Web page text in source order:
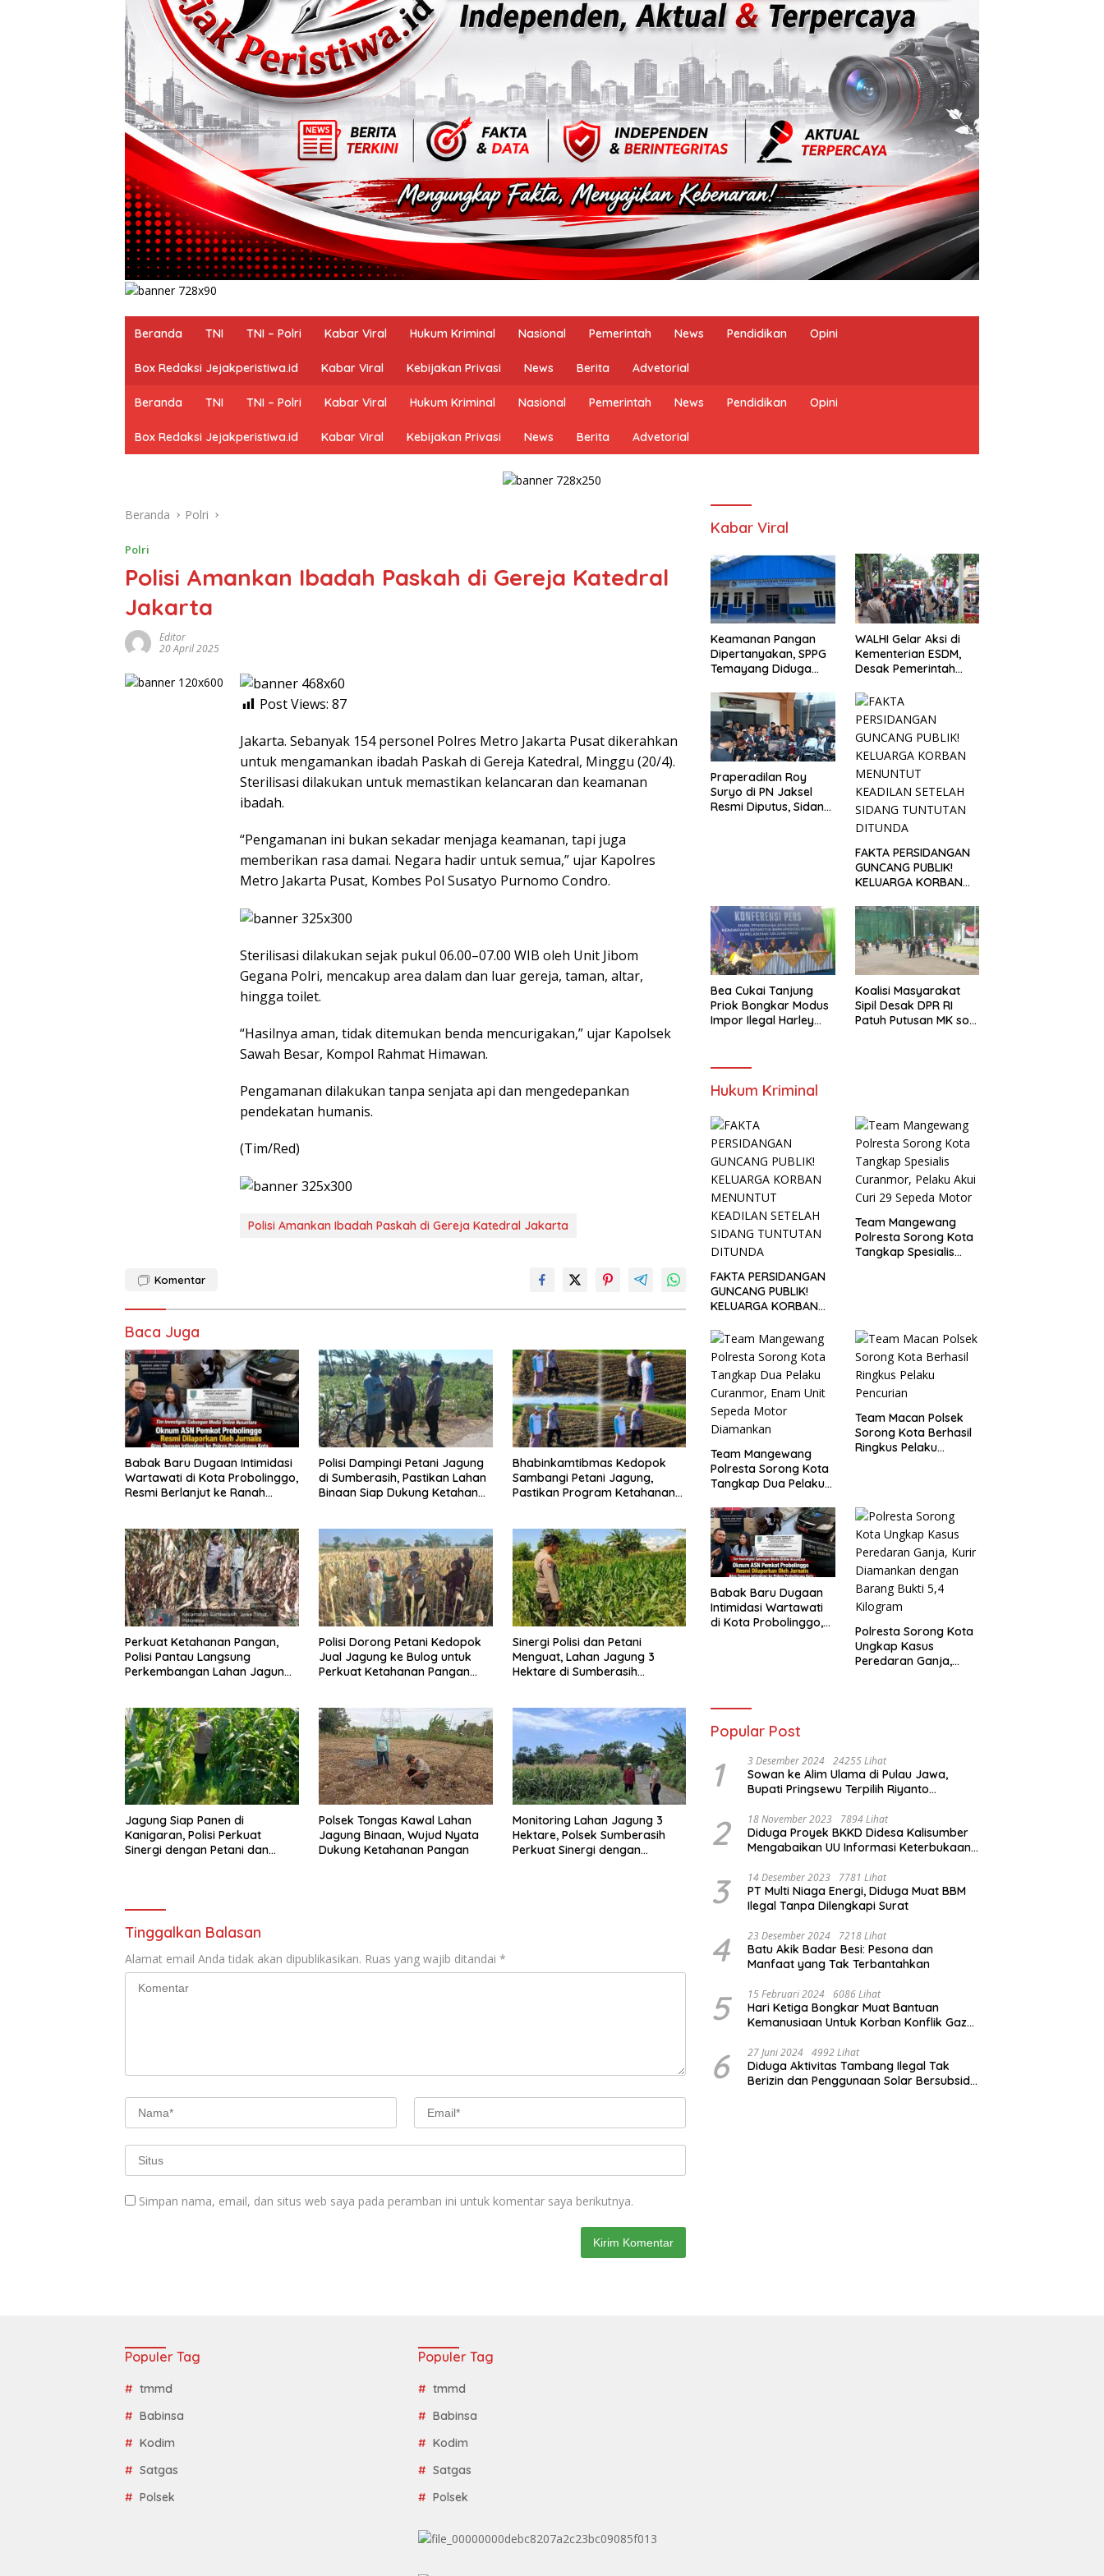
Beranda TNI TNI – Polri Kabar Viral Hukum Kriminal Nasional Pemerintah News Pendidikan Opini
Box Redaksi Jejakperistiwa.id Kabar Viral Kebijakan Privasi News Berita Advetorial
Beranda TNI TNI – Polri Kabar Viral Hukum Kriminal Nasional Pemerintah News Pendidikan Opini
Box Redaksi Jejakperistiwa.id Kabar Viral Kebijakan Privasi News Berita Advetorial
Beranda Polri
Polri
Polisi Amankan Ibadah Paskah di Gereja Katedral
Jakarta
Editor
20 April 2025
Post Views: 87
Jakarta. Sebanyak 154 personel Polres Metro Jakarta Pusat dikerahkan
untuk mengamankan ibadah Paskah di Gereja Katedral, Minggu (20/4).
Sterilisasi dilakukan untuk memastikan kelancaran dan keamanan
ibadah.
“Pengamanan ini bukan sekadar menjaga keamanan, tapi juga
memberikan rasa damai. Negara hadir untuk semua,” ujar Kapolres
Metro Jakarta Pusat, Kombes Pol Susatyo Purnomo Condro.
Sterilisasi dilakukan sejak pukul 06.00–07.00 WIB oleh Unit Jibom
Gegana Polri, mencakup area dalam dan luar gereja, taman, altar,
hingga toilet.
“Hasilnya aman, tidak ditemukan benda mencurigakan,” ujar Kapolsek
Sawah Besar, Kompol Rahmat Himawan.
Pengamanan dilakukan tanpa senjata api dan mengedepankan
pendekatan humanis.
(Tim/Red)
Polisi Amankan Ibadah Paskah di Gereja Katedral Jakarta
Komentar
Baca Juga
Babak Baru Dugaan Intimidasi
Wartawati di Kota Probolinggo,
Resmi Berlanjut ke Ranah
Polisi Dampingi Petani Jagung
di Sumberasih, Pastikan Lahan
Binaan Siap Dukung Ketahanan
Bhabinkamtibmas Kedopok
Sambangi Petani Jagung,
Pastikan Program Ketahanan
Perkuat Ketahanan Pangan,
Polisi Pantau Langsung
Perkembangan Lahan Jagung
Polisi Dorong Petani Kedopok
Jual Jagung ke Bulog untuk
Perkuat Ketahanan Pangan
Sinergi Polisi dan Petani
Menguat, Lahan Jagung 3
Hektare di Sumberasih
Jagung Siap Panen di
Kanigaran, Polisi Perkuat
Sinergi dengan Petani dan
Polsek Tongas Kawal Lahan
Jagung Binaan, Wujud Nyata
Dukung Ketahanan Pangan
Monitoring Lahan Jagung 3
Hektare, Polsek Sumberasih
Perkuat Sinergi dengan
Tinggalkan Balasan
Alamat email Anda tidak akan dipublikasikan. Ruas yang wajib ditandai *
Simpan nama, email, dan situs web saya pada peramban ini untuk komentar saya berikutnya.
Kabar Viral
Keamanan Pangan
Dipertanyakan, SPPG
Temayang Diduga
SLHS
WALHI Gelar Aksi di
Kementerian ESDM,
Desak Pemerintah
Energi Berkeadilan
Praperadilan Roy
Suryo di PN Jaksel
Resmi Diputus, Sidang
FAKTA PERSIDANGAN
GUNCANG PUBLIK!
KELUARGA KORBAN
SETELAH SIDANG
TUNTUTAN DITUNDA
Bea Cukai Tanjung
Priok Bongkar Modus
Impor Ilegal Harley
Koalisi Masyarakat
Sipil Desak DPR RI
Patuh Putusan MK soal
Hukum Kriminal
FAKTA PERSIDANGAN
GUNCANG PUBLIK!
KELUARGA KORBAN
SETELAH SIDANG
TUNTUTAN DITUNDA
Team Mangewang
Polresta Sorong Kota
Tangkap Spesialis
Team Mangewang
Polresta Sorong Kota
Tangkap Dua Pelaku
Sepeda Motor
Diamankan
Team Macan Polsek
Sorong Kota Berhasil
Ringkus Pelaku
Babak Baru Dugaan
Intimidasi Wartawati
di Kota Probolinggo,
Polresta Sorong Kota
Ungkap Kasus
Peredaran Ganja,
Popular Post
1 3 Desember 2024 24255 Lihat
Sowan ke Alim Ulama di Pulau Jawa,
Bupati Pringsewu Terpilih Riyanto
Amanah
2 18 November 2023 7894 Lihat
Diduga Proyek BKKD Didesa Kalisumber
Mengabaikan UU Informasi Keterbukaan
3 14 Desember 2023 7781 Lihat
PT Multi Niaga Energi, Diduga Muat BBM
Ilegal Tanpa Dilengkapi Surat
4 23 Desember 2024 7218 Lihat
Batu Akik Badar Besi: Pesona dan
Manfaat yang Tak Terbantahkan
5 15 Februari 2024 6086 Lihat
Hari Ketiga Bongkar Muat Bantuan
Kemanusiaan Untuk Korban Konflik Gaza
6 27 Juni 2024 4992 Lihat
Diduga Aktivitas Tambang Ilegal Tak
Berizin dan Penggunaan Solar Bersubsidi
Populer Tag
tmmd
Babinsa
Kodim
Satgas
Polsek
Populer Tag
tmmd
Babinsa
Kodim
Satgas
Polsek